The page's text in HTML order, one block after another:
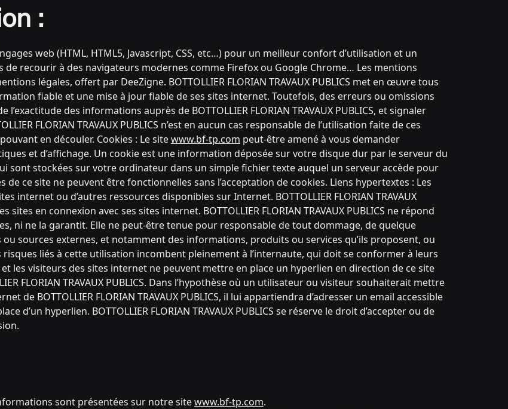
:
web (HTML, HTML5, Javascript, CSS, etc…) pour un meilleur confort d’utilisation et un
recourir à des navigateurs modernes comme Firefox ou Google Chrome… Les mentions
légales, offert par DeeZigne. BOTTOLLIER FLORIAN TRAVAUX PUBLICS met en œuvre tous
fiable et une mise à jour fiable de ses sites internet. Toutefois, des erreurs ou omissions
des informations auprès de BOTTOLLIER FLORIAN TRAVAUX PUBLICS, et signaler
FLORIAN TRAVAUX PUBLICS n’est en aucun cas responsable de l’utilisation faite de ces
en découler. Cookies : Le sitewww.bf-tp.com peut-être amené à vous demander
et d’affichage. Un cookie est une information déposée sur votre disque dur par le serveur du
sont stockées sur votre ordinateur dans un simple fichier texte auquel un serveur accède pour
ce site ne peuvent être fonctionnelles sans l’acceptation de cookies. Liens hypertextes : Les
internet ou d’autres ressources disponibles sur Internet. BOTTOLLIER FLORIAN TRAVAUX
en connexion avec ses sites internet. BOTTOLLIER FLORIAN TRAVAUX PUBLICS ne répond
ni ne la garantit. Elle ne peut-être tenue pour responsable de tout dommage, de quelque
sources externes, et notamment des informations, produits ou services qu’ils proposent, ou
liés à cette utilisation incombent pleinement à l’internaute, qui doit se conformer à leurs
les visiteurs des sites internet ne peuvent mettre en place un hyperlien en direction de ce site
FLORIAN TRAVAUX PUBLICS. Dans l’hypothèse où un utilisateur ou visiteur souhaiterait mettre
de BOTTOLLIER FLORIAN TRAVAUX PUBLICS, il lui appartiendra d’adresser un email accessible
d’un hyperlien. BOTTOLLIER FLORIAN TRAVAUX PUBLICS se réserve le droit d’accepter ou de
sont présentées sur notre sitewww.bf-tp.com.